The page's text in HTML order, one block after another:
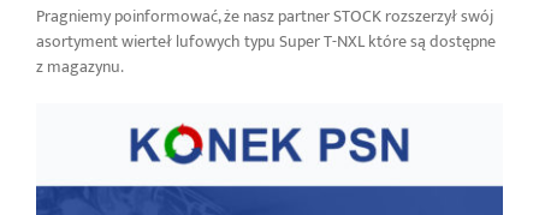
Pragniemy poinformować, że nasz partner STOCK rozszerzył swój
asortyment wierteł lufowych typu Super T-NXL które są dostępne
z magazynu.